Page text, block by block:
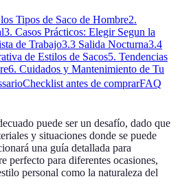
Tipos de Saco de Hombre2.
3. Casos Prácticos: Elegir Segun la
de Trabajo3.3 Salida Nocturna3.4
de Estilos de Sacos5. Tendencias
6. Cuidados y Mantenimiento de Tu
Checklist antes de comprarFAQ
puede ser un desafío, dado que
y situaciones donde se puede
una guía detallada para
perfecto para diferentes ocasiones,
personal como la naturaleza del